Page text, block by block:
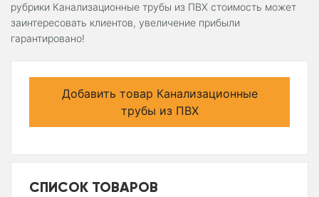
рубрики Канализационные трубы из ПВХ стоимость может
заинтересовать клиентов, увеличение прибыли
гарантировано!
Добавить товар Канализационные
трубы из ПВХ
СПИСОК ТОВАРОВ